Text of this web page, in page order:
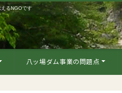
るNGOです
八ッ場ダム事業の問題点